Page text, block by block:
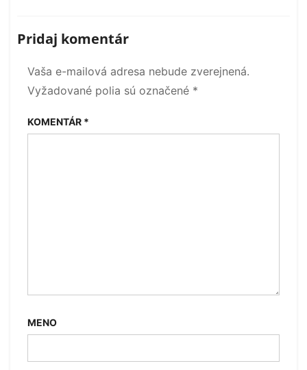
Pridaj komentár
Vaša e-mailová adresa nebude zverejnená.
Vyžadované polia sú označené *
KOMENTÁR *
MENO